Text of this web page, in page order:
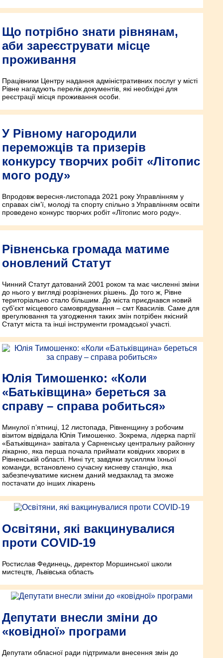
Що потрібно знати рівнянам,
аби зареєструвати місце
проживання
Працівники Центру надання адміністративних послуг у місті
Рівне нагадують перелік документів, які необхідні для
реєстрації місця проживання особи.
У Рівному нагородили
переможців та призерів
конкурсу творчих робіт «Літопис
мого роду»
Впродовж вересня-листопада 2021 року Управлінням у
справах сім’ї, молоді та спорту спільно з Управлінням освіти
проведено конкурс творчих робіт «Літопис мого роду».
Рівненська громада матиме
оновлений Статут
Чинний Статут датований 2001 роком та має численні зміни
до нього у вигляді розрізнених рішень. До того ж, Рівне
територіально стало більшим. До міста приєднався новий
суб’єкт місцевого самоврядування – смт Квасилів. Саме для
врегулювання та узгодження таких змін потрібен якісний
Статут міста та інші інструменти громадської участі.
Юлія Тимошенко: «Коли
«Батьківщина» береться за
справу – справа робиться»
Минулої п’ятниці, 12 листопада, Рівненщину з робочим
візитом відвідала Юлія Тимошенко. Зокрема, лідерка партії
«Батьківщина» завітала у Сарненську центральну районну
лікарню, яка перша почала приймати ковідних хворих в
Рівненській області. Нині тут, завдяки зусиллям їхньої
команди, встановлено сучасну кисневу станцію, яка
забезпечуватиме киснем даний медзаклад та зможе
постачати до інших лікарень
Освітяни, які вакцинувалися
проти COVID-19
Ростислав Фединець, директор Моршинської школи
мистецтв, Львівська область
Депутати внесли зміни до
«ковідної» програми
Депутати обласної ради підтримали внесення змін до